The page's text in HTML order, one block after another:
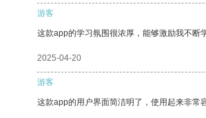
游客
这款app的学习氛围很浓厚，能够激励我不断
2025-04-20
游客
这款app的用户界面简洁明了，使用起来非常